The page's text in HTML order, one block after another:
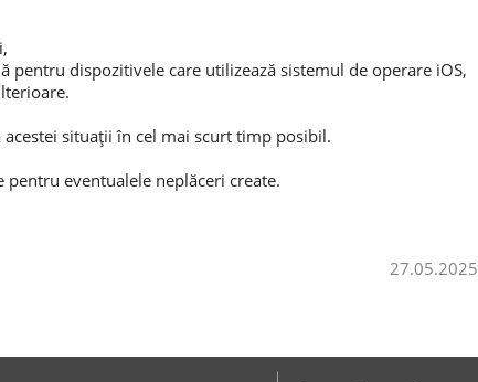
dispozitivele care utilizează sistemul de operare iOS,
situații în cel mai scurt timp posibil.
eventualele neplăceri create.
27.05.2025